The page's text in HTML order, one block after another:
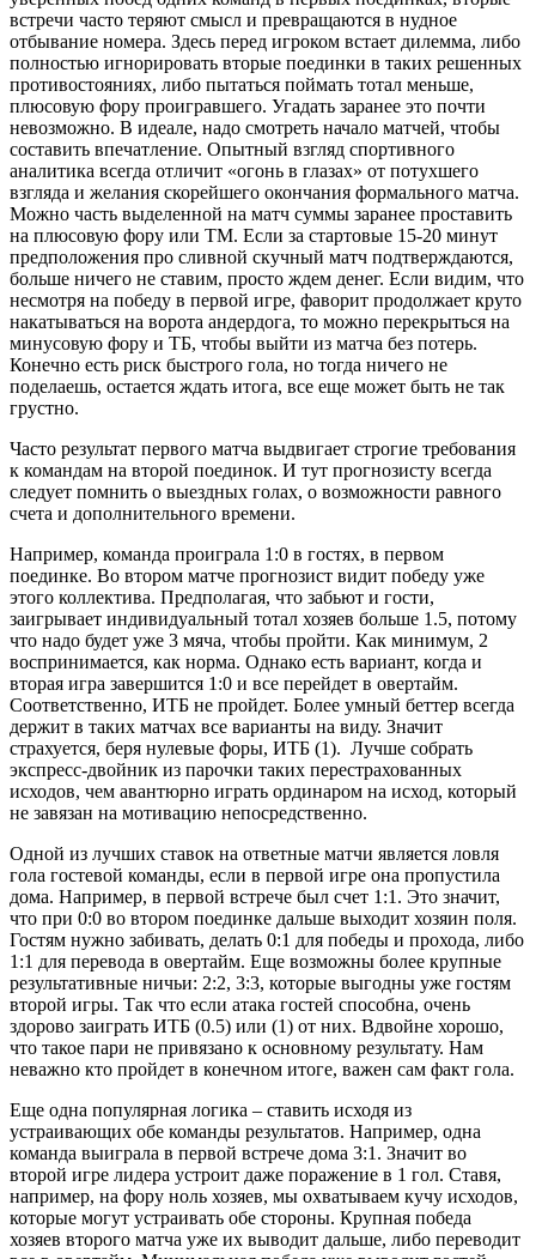
встречи часто теряют смысл и превращаются в нудное
отбывание номера. Здесь перед игроком встает дилемма, либо
полностью игнорировать вторые поединки в таких решенных
противостояниях, либо пытаться поймать тотал меньше,
плюсовую фору проигравшего. Угадать заранее это почти
невозможно. В идеале, надо смотреть начало матчей, чтобы
составить впечатление. Опытный взгляд спортивного
аналитика всегда отличит «огонь в глазах» от потухшего
взгляда и желания скорейшего окончания формального матча.
Можно часть выделенной на матч суммы заранее проставить
на плюсовую фору или ТМ. Если за стартовые 15-20 минут
предположения про сливной скучный матч подтверждаются,
больше ничего не ставим, просто ждем денег. Если видим, что
несмотря на победу в первой игре, фаворит продолжает круто
накатываться на ворота андердога, то можно перекрыться на
минусовую фору и ТБ, чтобы выйти из матча без потерь.
Конечно есть риск быстрого гола, но тогда ничего не
поделаешь, остается ждать итога, все еще может быть не так
грустно.
Часто результат первого матча выдвигает строгие требования
к командам на второй поединок. И тут прогнозисту всегда
следует помнить о выездных голах, о возможности равного
счета и дополнительного времени.
Например, команда проиграла 1:0 в гостях, в первом
поединке. Во втором матче прогнозист видит победу уже
этого коллектива. Предполагая, что забьют и гости,
заигрывает индивидуальный тотал хозяев больше 1.5, потому
что надо будет уже 3 мяча, чтобы пройти. Как минимум, 2
воспринимается, как норма. Однако есть вариант, когда и
вторая игра завершится 1:0 и все перейдет в овертайм.
Соответственно, ИТБ не пройдет. Более умный беттер всегда
держит в таких матчах все варианты на виду. Значит
страхуется, беря нулевые форы, ИТБ (1). Лучше собрать
экспресс-двойник из парочки таких перестрахованных
исходов, чем авантюрно играть ординаром на исход, который
не завязан на мотивацию непосредственно.
Одной из лучших ставок на ответные матчи является ловля
гола гостевой команды, если в первой игре она пропустила
дома. Например, в первой встрече был счет 1:1. Это значит,
что при 0:0 во втором поединке дальше выходит хозяин поля.
Гостям нужно забивать, делать 0:1 для победы и прохода, либо
1:1 для перевода в овертайм. Еще возможны более крупные
результативные ничьи: 2:2, 3:3, которые выгодны уже гостям
второй игры. Так что если атака гостей способна, очень
здорово заиграть ИТБ (0.5) или (1) от них. Вдвойне хорошо,
что такое пари не привязано к основному результату. Нам
неважно кто пройдет в конечном итоге, важен сам факт гола.
Еще одна популярная логика – ставить исходя из
устраивающих обе команды результатов. Например, одна
команда выиграла в первой встрече дома 3:1. Значит во
второй игре лидера устроит даже поражение в 1 гол. Ставя,
например, на фору ноль хозяев, мы охватываем кучу исходов,
которые могут устраивать обе стороны. Крупная победа
хозяев второго матча уже их выводит дальше, либо переводит